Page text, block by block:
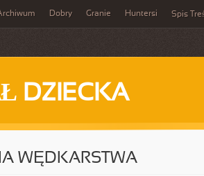
Dobry Granie Huntersi Spis
DZIECKA
WĘDKARSTWA